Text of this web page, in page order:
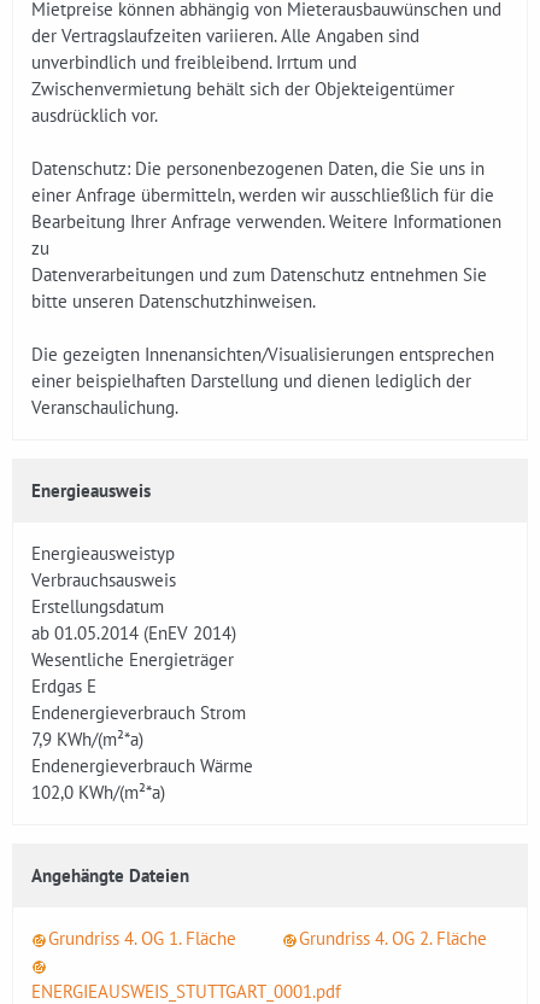
Mietpreise können abhängig von Mieterausbauwünschen und
der Vertragslaufzeiten variieren. Alle Angaben sind
unverbindlich und freibleibend. Irrtum und
Zwischenvermietung behält sich der Objekteigentümer
ausdrücklich vor.
Datenschutz: Die personenbezogenen Daten, die Sie uns in
einer Anfrage übermitteln, werden wir ausschließlich für die
Bearbeitung Ihrer Anfrage verwenden. Weitere Informationen
zu
Datenverarbeitungen und zum Datenschutz entnehmen Sie
bitte unseren Datenschutzhinweisen.
Die gezeigten Innenansichten/Visualisierungen entsprechen
einer beispielhaften Darstellung und dienen lediglich der
Veranschaulichung.
Energieausweis
Energieausweistyp
Verbrauchsausweis
Erstellungsdatum
ab 01.05.2014 (EnEV 2014)
Wesentliche Energieträger
Erdgas E
Endenergieverbrauch Strom
7,9 KWh/(m²*a)
Endenergieverbrauch Wärme
102,0 KWh/(m²*a)
Angehängte Dateien
Grundriss 4. OG 1. Fläche Grundriss 4. OG 2. Fläche
ENERGIEAUSWEIS_STUTTGART_0001.pdf